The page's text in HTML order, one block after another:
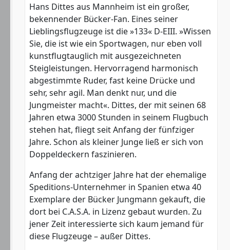
Hans Dittes aus Mannheim ist ein großer,
bekennender Bücker-Fan. Eines seiner
Lieblingsflugzeuge ist die »133« D-EIII. »Wissen
Sie, die ist wie ein Sportwagen, nur eben voll
kunstflugtauglich mit ausgezeichneten
Steigleistungen. Hervorragend harmonisch
abgestimmte Ruder, fast keine Drücke und
sehr, sehr agil. Man denkt nur, und die
Jungmeister macht«. Dittes, der mit seinen 68
Jahren etwa 3000 Stunden in seinem Flugbuch
stehen hat, fliegt seit Anfang der fünfziger
Jahre. Schon als kleiner Junge ließ er sich von
Doppeldeckern faszinieren.
Anfang der achtziger Jahre hat der ehemalige
Speditions-Unternehmer in Spanien etwa 40
Exemplare der Bücker Jungmann gekauft, die
dort bei C.A.S.A. in Lizenz gebaut wurden. Zu
jener Zeit interessierte sich kaum jemand für
diese Flugzeuge – außer Dittes.